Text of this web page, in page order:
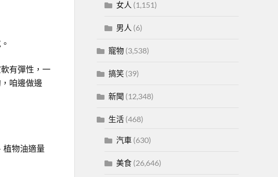
有彈性，一
咱邊做邊
植物油適量
女人 (1,151)
男人 (6)
寵物(3,538)
搞笑(39)
新聞 (12,348)
生活(468)
汽車(630)
美食(26,646)